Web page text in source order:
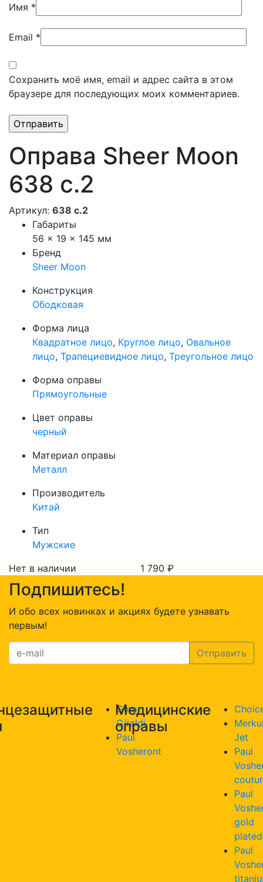
Имя *
Email *
Сохранить моё имя, email и адрес сайта в этом
браузере для последующих моих комментариев.
Оправа Sheer Moon
638 c.2
Артикул: 638 c.2
Габариты
56 × 19 × 145 мм
Бренд
Sheer Moon
Конструкция
Ободковая
Форма лица
Квадратное лицо, Круглое лицо, Овальное
лицо, Трапециевидное лицо, Треугольное лицо
Форма оправы
Прямоугольные
Цвет оправы
черный
Материал оправы
Металл
Производитель
Китай
Тип
Мужские
Нет в наличии
1 790 ₽
Подпишитесь!
И обо всех новинках и акциях будете узнавать
первым!
Gino
Giraldi
Paul
Vosheront
Медицинские
оправы
Jet
Paul
Paul
gold
plated
Paul